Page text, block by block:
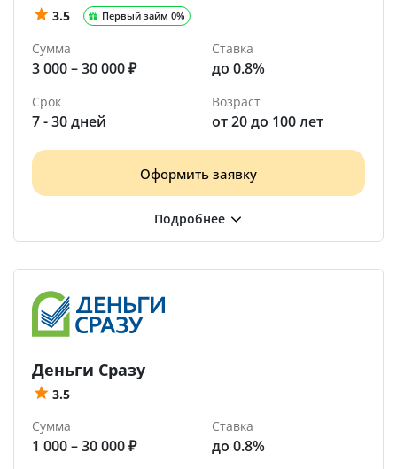
3.5 Первый займ 0%
Сумма
3 000 – 30 000 ₽
Ставка
до 0.8%
Срок
7 - 30 дней
Возраст
от 20 до 100 лет
Оформить заявку
Деньги Сразу
3.5
Сумма
1 000 – 30 000 ₽
Ставка
до 0.8%